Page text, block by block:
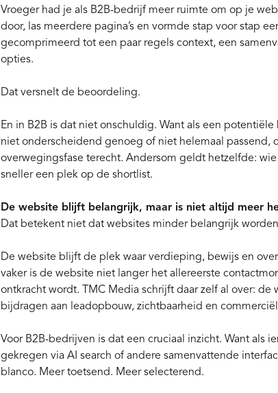
Vroeger had je als B2B-bedrijf meer ruimte om op je
door, las meerdere pagina’s en vormde stap voor stap
gecomprimeerd tot een paar regels context, een
opties.
Dat versnelt de beoordeling.
En in B2B is dat niet onschuldig. Want als een
niet onderscheidend genoeg of niet helemaal
overwegingsfase terecht. Andersom geldt hetzelfde:
sneller een plek op de shortlist.
De website blijft belangrijk, maar is niet altijd meer
Dat betekent niet dat websites minder belangrijk
De website blijft de plek waar verdieping, bewijs en
vaker is de website niet langer het allereerste
ontkracht wordt. TMC Media schrijft daar zelf al over:
bijdragen aan leadopbouw, zichtbaarheid en
Voor B2B-bedrijven is dat een cruciaal inzicht. Want als
gekregen via AI search of andere samenvattende
blanco. Meer toetsend. Meer selecterend.